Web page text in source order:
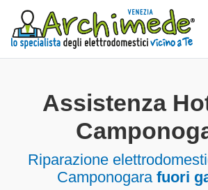
Assistenza
Riparazione
Camponogara fuori